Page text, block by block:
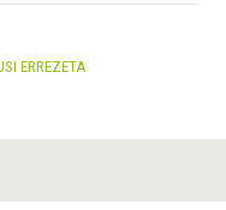
ERREZETA